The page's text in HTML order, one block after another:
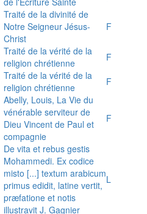
Traité de la divinité de
Notre Seigneur Jésus-
Christ
F
Traité de la vérité de la
religion chrétienne
F
Traité de la vérité de la
religion chrétienne
F
Abelly, Louis, La Vie du
vénérable serviteur de
Dieu Vincent de Paul et
compagnie
F
De vita et rebus gestis
Mohammedi. Ex codice
misto [...] textum arabicum
primus edidit, latine vertit,
præfatione et notis
illustravit J. Gagnier
L